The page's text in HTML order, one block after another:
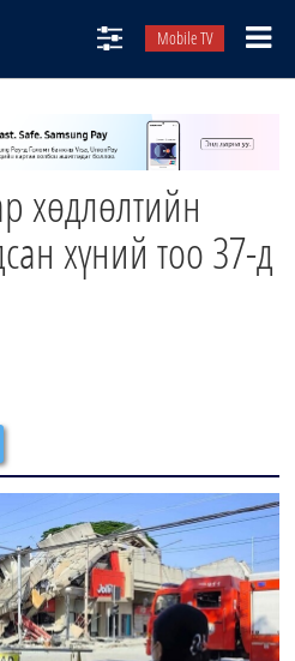
Mobile TV
хөдлөлтийн
хүний тоо 37-д